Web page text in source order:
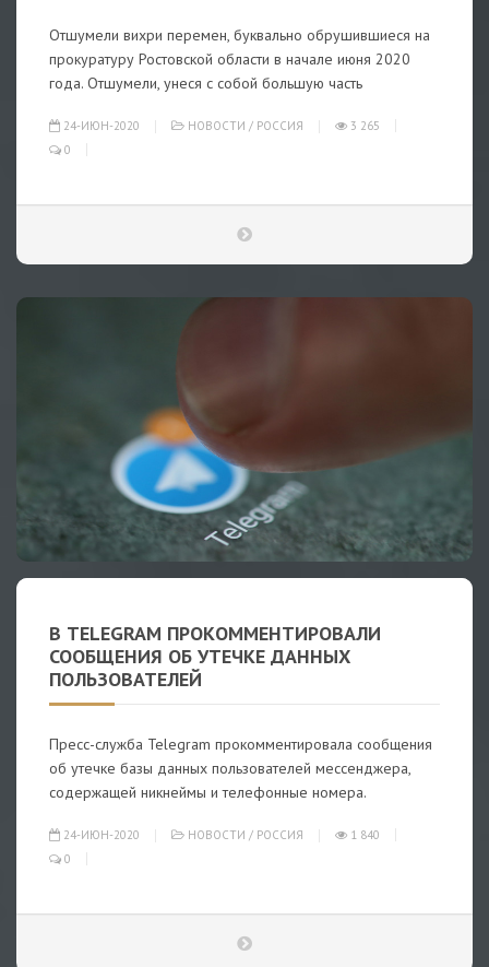
Отшумели вихри перемен, буквально обрушившиеся на
прокуратуру Ростовской области в начале июня 2020
года. Отшумели, унеся с собой большую часть
24-ИЮН-2020 НОВОСТИ / РОССИЯ
3 265
0
В TELEGRAM ПРОКОММЕНТИРОВАЛИ
СООБЩЕНИЯ ОБ УТЕЧКЕ ДАННЫХ
ПОЛЬЗОВАТЕЛЕЙ
Пресс-служба Telegram прокомментировала сообщения
об утечке базы данных пользователей мессенджера,
содержащей никнеймы и телефонные номера.
24-ИЮН-2020 НОВОСТИ / РОССИЯ
1 840
0